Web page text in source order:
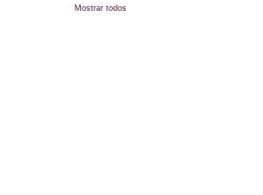
Mostrar todos